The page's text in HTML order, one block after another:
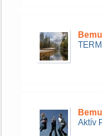
Aktív